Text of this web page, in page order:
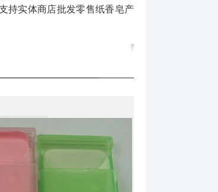
持实体商店批发零售纸香皂产